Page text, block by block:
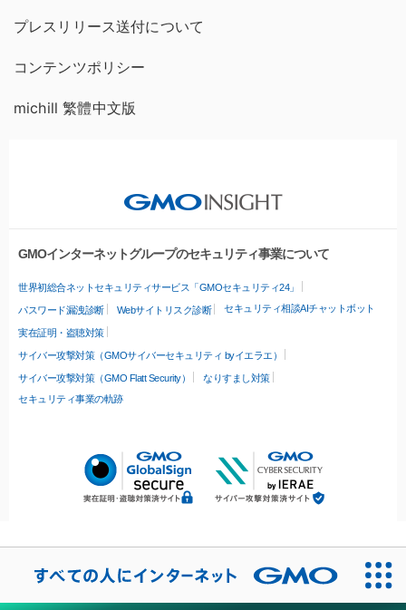
プレスリリース送付について
コンテンツポリシー
michill 繁體中文版
GMOインターネットグループのセキュリティ事業について
世界初総合ネットセキュリティサービス「GMOセキュリティ24」
パスワード漏洩診断 Webサイトリスク診断 セキュリティ相談AIチャットボット
実在証明・盗聴対策
サイバー攻撃対策（GMOサイバーセキュリティ byイエラエ）
サイバー攻撃対策（GMO Flatt Security）
なりすまし対策
セキュリティ事業の軌跡